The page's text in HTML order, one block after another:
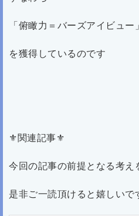
「俯瞰力＝バーズアイビュー」
を獲得しているのです
⚜関連記事⚜
今回の記事の前提となる考え
是非ご一読頂けると嬉しいで